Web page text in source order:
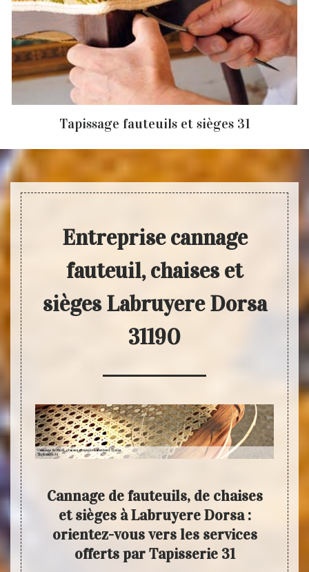
Tapissage fauteuils et sièges 31
Entreprise cannage
fauteuil, chaises et
sièges Labruyere Dorsa
31190
de
Cannage de fauteuils, de chaises
et sièges à Labruyere Dorsa :
orientez-vous vers les services
offerts par Tapisserie 31
de